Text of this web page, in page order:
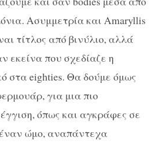
Ασυμμετρία και Αmaryllis
τίτλος από βινύλιο, αλλά
εκείνα που σχεδίαζε η
στα eighties. Θα δούμε όμως
για μια πιο
όπως και αγκράφες σε
ώμο, αναπάντεχα